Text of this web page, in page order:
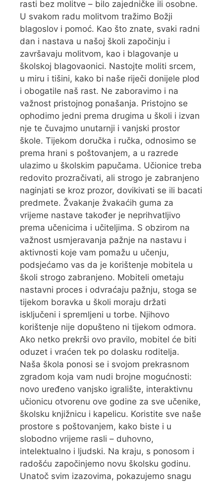
rasti bez molitve – bilo zajedničke ili osobne.
U svakom radu molitvom tražimo Božji
blagoslov i pomoć. Kao što znate, svaki radni
dan i nastava u našoj školi započinju i
završavaju molitvom, kao i blagovanje u
školskoj blagovaonici. Nastojte moliti srcem,
u miru i tišini, kako bi naše riječi donijele plod
i obogatile naš rast. Ne zaboravimo i na
važnost pristojnog ponašanja. Pristojno se
ophodimo jedni prema drugima u školi i izvan
nje te čuvajmo unutarnji i vanjski prostor
škole. Tijekom doručka i ručka, odnosimo se
prema hrani s poštovanjem, a u razrede
ulazimo u školskim papučama. Učionice treba
redovito prozračivati, ali strogo je zabranjeno
naginjati se kroz prozor, dovikivati se ili bacati
predmete. Žvakanje žvakaćih guma za
vrijeme nastave također je neprihvatljivo
prema učenicima i učiteljima. S obzirom na
važnost usmjeravanja pažnje na nastavu i
aktivnosti koje vam pomažu u učenju,
podsjećamo vas da je korištenje mobitela u
školi strogo zabranjeno. Mobiteli ometaju
nastavni proces i odvraćaju pažnju, stoga se
tijekom boravka u školi moraju držati
isključeni i spremljeni u torbe. Njihovo
korištenje nije dopušteno ni tijekom odmora.
Ako netko prekrši ovo pravilo, mobitel će biti
oduzet i vraćen tek po dolasku roditelja.
Naša škola ponosi se i svojom prekrasnom
zgradom koja vam nudi brojne mogućnosti:
novo uređeno vanjsko igralište, interaktivnu
učionicu otvorenu ove godine za sve učenike,
školsku knjižnicu i kapelicu. Koristite sve naše
prostore s poštovanjem, kako biste i u
slobodno vrijeme rasli – duhovno,
intelektualno i ljudski. Na kraju, s ponosom i
radošću započinjemo novu školsku godinu.
Unatoč svim izazovima, pokazujemo snagu